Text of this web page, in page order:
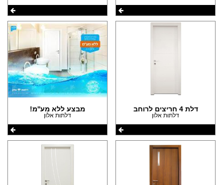
דלת 4 חריצים לרוחב
דלתות אלון
מבצע ללא מע''מ!
דלתות אלון